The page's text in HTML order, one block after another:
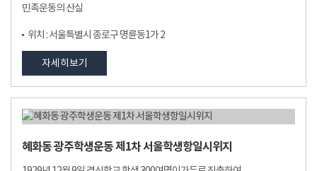
민족운동의 산실
위치 : 서울특별시 종로구 명륜동1가 2
자세히보기
혜화동 광주학생운동 제1차 서울학생항일시위지